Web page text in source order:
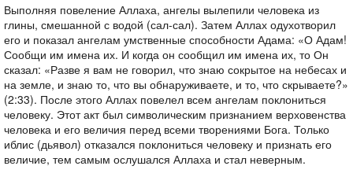
Выполняя повеление Аллаха, ангелы вылепили человека из
глины, смешанной с водой (сал-сал). Затем Аллах одухотворил
его и показал ангелам умственные способности Адама: «О Адам!
Сообщи им имена их. И когда он сообщил им имена их, то Он
сказал: «Разве я вам не говорил, что знаю сокрытое на небесах и
на земле, и знаю то, что вы обнаруживаете, и то, что скрываете?»
(2:33). После этого Аллах повелел всем ангелам поклониться
человеку. Этот акт был символическим признанием верховенства
человека и его величия перед всеми творениями Бога. Только
иблис (дьявол) отказался поклониться человеку и признать его
величие, тем самым ослушался Аллаха и стал неверным.